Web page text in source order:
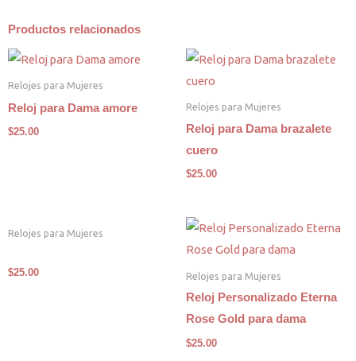
Productos relacionados
Relojes para Mujeres
Reloj para Dama amore
$25.00
Relojes para Mujeres
Reloj para Dama brazalete
cuero
$25.00
Relojes para Mujeres
$25.00 Relojes para Mujeres
Reloj Personalizado Eterna
Rose Gold para dama
$25.00